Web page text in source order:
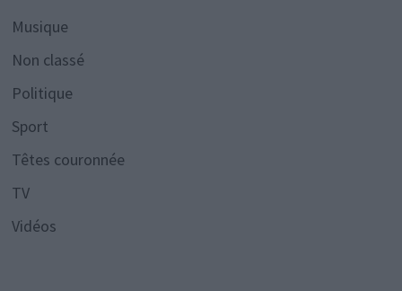
Musique
Non classé
Politique
Sport
Têtes couronnée
TV
Vidéos